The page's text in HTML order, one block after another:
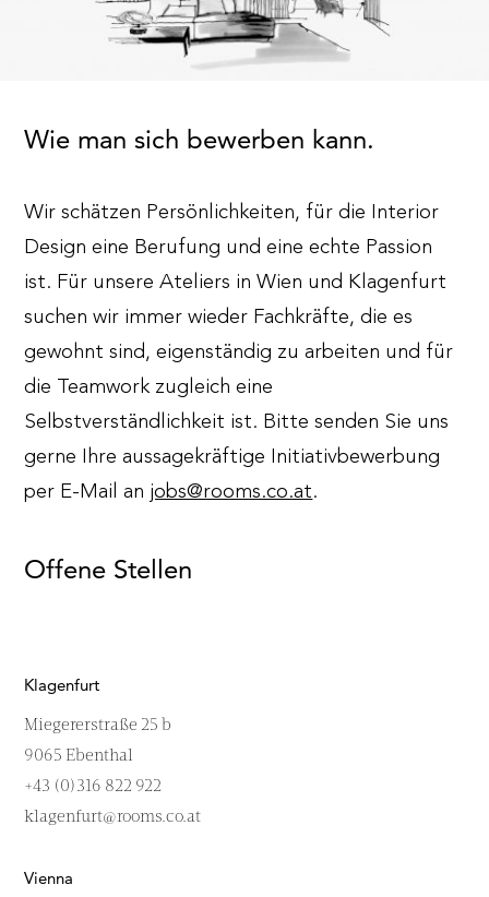
Wie man sich bewerben kann.
Wir schätzen Persönlichkeiten, für die Interior
Design eine Berufung und eine echte Passion
ist. Für unsere Ateliers in Wien und Klagenfurt
suchen wir immer wieder Fachkräfte, die es
gewohnt sind, eigenständig zu arbeiten und für
die Teamwork zugleich eine
Selbstverständlichkeit ist. Bitte senden Sie uns
gerne Ihre aussagekräftige Initiativbewerbung
per E-Mail an jobs@rooms.co.at.
Offene Stellen
Klagenfurt
Miegererstraße 25 b
9065 Ebenthal
+43 (0)316 822 922
klagenfurt@rooms.co.at
Vienna